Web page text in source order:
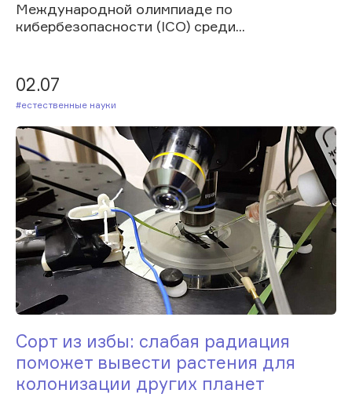
Международной олимпиаде по
кибербезопасности (ICO) среди...
02.07
#Естественные науки
Сорт из избы: слабая радиация
поможет вывести растения для
колонизации других планет